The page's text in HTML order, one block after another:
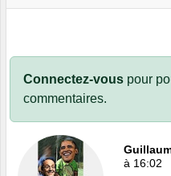
Connectez-vous pour
commentaires.
à 16:02